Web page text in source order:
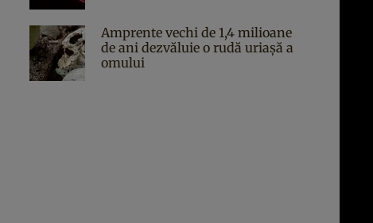
Amprente vechi de 1,4 milioane
de ani dezvăluie o rudă uriașă a
omului